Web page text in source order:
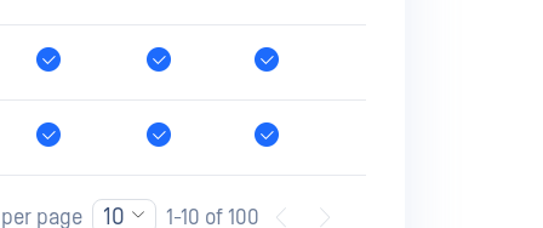
1-10 of 100
page 10